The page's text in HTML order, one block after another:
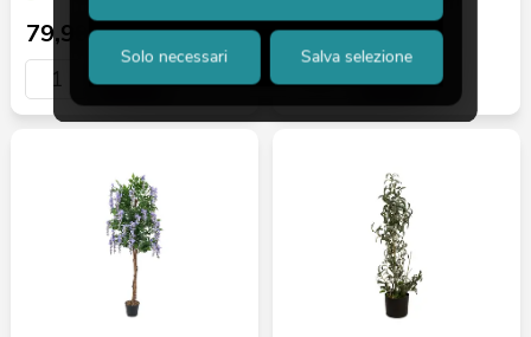
79,90€ 89,90€
Solo necessari Salva selezione